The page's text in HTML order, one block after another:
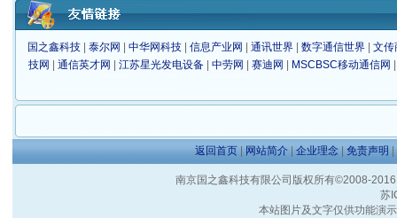
国之鑫科技 泰尔网 中华网科技 信息产业网 通讯世界 数字通信世界
文传
技网
通信英才网 江苏星光发电设备| 中劳网 赛迪网 MSCBSC移动通信网
返回首页| 网站简介 | 企业理念 | 免责声明 |
南京国之鑫科技有限公司版权所有©2008-
苏
本站图片及文字仅供功能演